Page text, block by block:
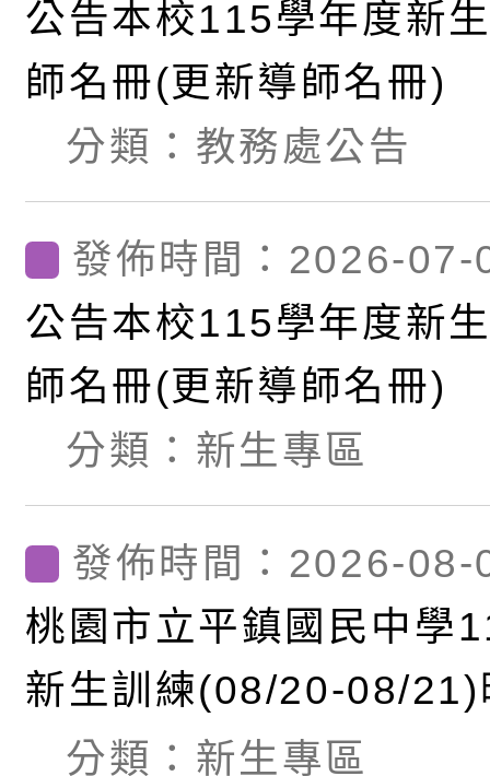
公告本校115學年度新
師名冊(更新導師名冊)
分類：教務處公告
發佈時間：2026-
公告本校115學年度新
師名冊(更新導師名冊)
分類：新生專區
發佈時間：2026-
桃園市立平鎮國民中學
新生訓練(08/20-08/21)
注意事項
分類：新生專區